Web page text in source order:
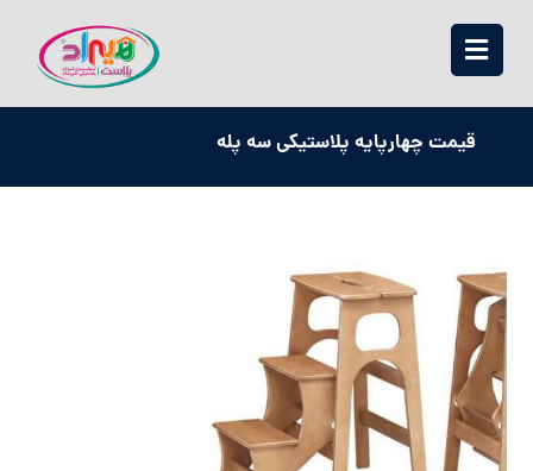
قیمت چهارپایه پلاستیکی سه پله